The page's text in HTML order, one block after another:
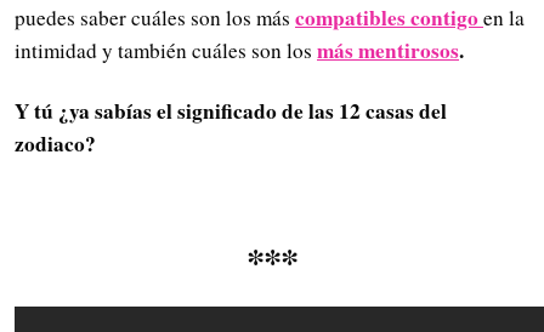
puedes saber cuáles son los más compatibles contigoen la
intimidad y también cuáles son los más mentirosos.
Y tú ¿ya sabías el significado de las 12 casas del
zodiaco?
***